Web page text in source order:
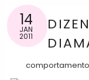
14
JAN
2011
comportamento